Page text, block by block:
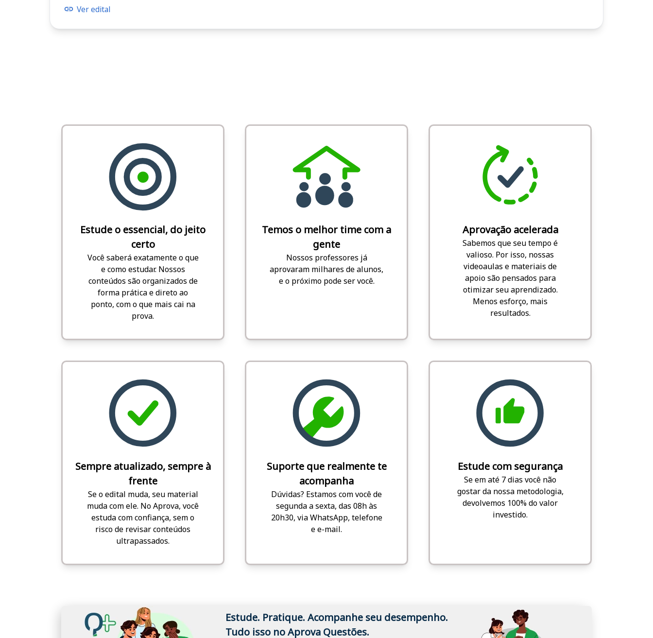
Ver edital
Estude o essencial, do jeito
certo
Você saberá exatamente o que
e como estudar. Nossos
conteúdos são organizados de
forma prática e direto ao
ponto, com o que mais cai na
prova.
Temos o melhor time com a
gente
Nossos professores já
aprovaram milhares de alunos,
e o próximo pode ser você.
Aprovação acelerada
Sabemos que seu tempo é
valioso. Por isso, nossas
videoaulas e materiais de
apoio são pensados para
otimizar seu aprendizado.
Menos esforço, mais
resultados.
Sempre atualizado, sempre à
frente
Se o edital muda, seu material
muda com ele. No Aprova, você
estuda com confiança, sem o
risco de revisar conteúdos
ultrapassados.
Suporte que realmente te
acompanha
Dúvidas? Estamos com você de
segunda a sexta, das 08h às
20h30, via WhatsApp, telefone
e e-mail.
Estude com segurança
Se em até 7 dias você não
gostar da nossa metodologia,
devolvemos 100% do valor
investido.
Estude. Pratique. Acompanhe seu desempenho.
Tudo isso no Aprova Questões.